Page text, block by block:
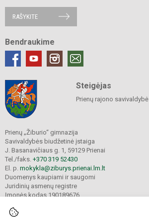
RAŠYKITE
Bendraukime
Steigėjas
Prienų rajono savivaldybė
Prienų „Žiburio“ gimnazija
Savivaldybės biudžetinė įstaiga
J. Basanavičiaus g. 1, 59129 Prienai
Tel./faks. +370 319 52430
El. p. mokykla@ziburys.prienai.lm.lt
Duomenys kaupiami ir saugomi
Juridinių asmenų registre
Įmonės kodas 190189676